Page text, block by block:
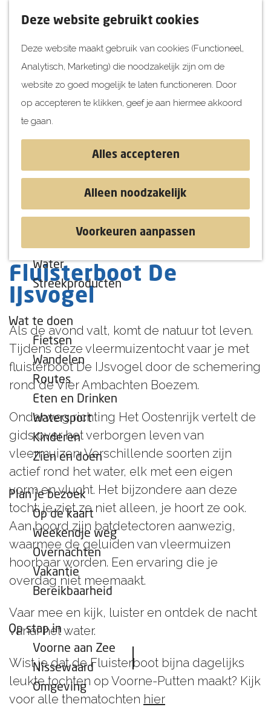
Deze website gebruikt cookies
Deze website maakt gebruik van cookies (Functioneel,
Analytisch, Marketing) die noodzakelijk zijn om de
website zo goed mogelijk te laten functioneren. Door
op accepteren te klikken, geef je aan hiermee akkoord
te gaan.
Alles accepteren
Alleen noodzakelijk
Voorkeuren aanpassen
m
e
a
g
e
F
o
t
e
n
K
e
UITagenda
Morgen
Dit weekend
Kinderen
Jongeren
Ontdekken
Blog & Tips
Stranden
Natuur
Water
Streekproducten
Wat te doen
Fietsen
Wandelen
Routes
Eten en Drinken
Watersport
Kinderen
Zien en doen
Plan je bezoek
Op de kaart
Weekendje weg
Overnachten
Vakantie
Bereikbaarheid
Op stap in
Voorne aan Zee
Nissewaard
Omgeving
Vleermuizentocht met
Fluisterboot De
IJsvogel
Als de avond valt, komt de natuur tot leven.
Tijdens deze vleermuizentocht vaar je met
fluisterboot De IJsvogel door de schemering
rond de Vier Ambachten Boezem.
Onderweg richting Het Oostenrijk vertelt de
gids over het verborgen leven van
vleermuizen. Verschillende soorten zijn
actief rond het water, elk met een eigen
vorm en vlucht. Het bijzondere aan deze
tocht: je ziet ze niet alleen, je hoort ze ook.
Aan boord zijn batdetectoren aanwezig,
waarmee de geluiden van vleermuizen
hoorbaar worden. Een ervaring die je
overdag niet meemaakt.
Vaar mee en kijk, luister en ontdek de nacht
vanaf het water.
Wist je dat de Fluisterboot bijna dagelijks
leukte tochten op Voorne-Putten maakt? Kijk
voor alle thematochten hier